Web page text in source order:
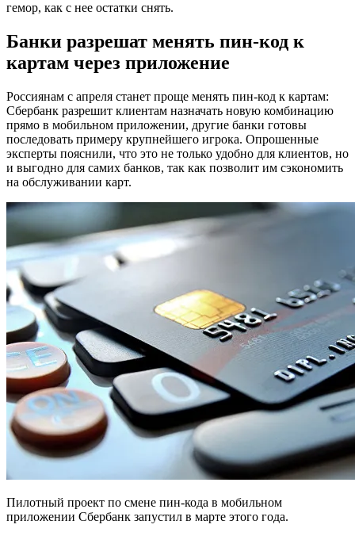
гемор, как с нее остатки снять.
Банки разрешат менять пин-код к
картам через приложение
Россиянам с апреля станет проще менять пин-код к картам:
Сбербанк разрешит клиентам назначать новую комбинацию
прямо в мобильном приложении, другие банки готовы
последовать примеру крупнейшего игрока. Опрошенные
эксперты пояснили, что это не только удобно для клиентов, но
и выгодно для самих банков, так как позволит им сэкономить
на обслуживании карт.
Пилотный проект по смене пин-кода в мобильном
приложении Сбербанк запустил в марте этого года.